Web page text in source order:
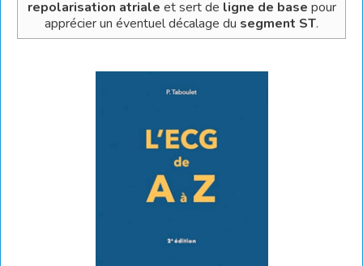
repolarisation atriale et sert de ligne de base pour
apprécier un éventuel décalage du segment ST.